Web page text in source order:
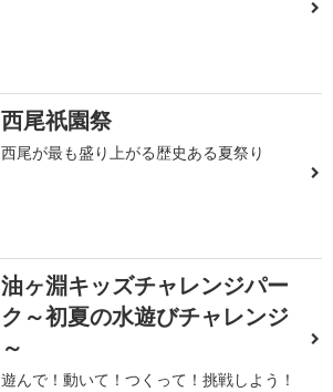
西尾祇園祭
西尾が最も盛り上がる歴史ある夏祭り
油ヶ淵キッズチャレンジパー
ク～初夏の水遊びチャレンジ
～
遊んで！動いて！つくって！挑戦しよう！